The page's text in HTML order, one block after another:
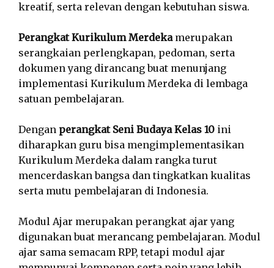
kreatif, serta relevan dengan kebutuhan siswa.
Perangkat Kurikulum Merdekamerupakan
serangkaian perlengkapan, pedoman, serta
dokumen yang dirancang buat menunjang
implementasi Kurikulum Merdeka di lembaga
satuan pembelajaran.
Dengan perangkat Seni Budaya Kelas 10 ini
diharapkan guru bisa mengimplementasikan
Kurikulum Merdeka dalam rangka turut
mencerdaskan bangsa dan tingkatkan kualitas
serta mutu pembelajaran di Indonesia.
Modul Ajar merupakan perangkat ajar yang
digunakan buat merancang pembelajaran. Modul
ajar sama semacam RPP, tetapi modul ajar